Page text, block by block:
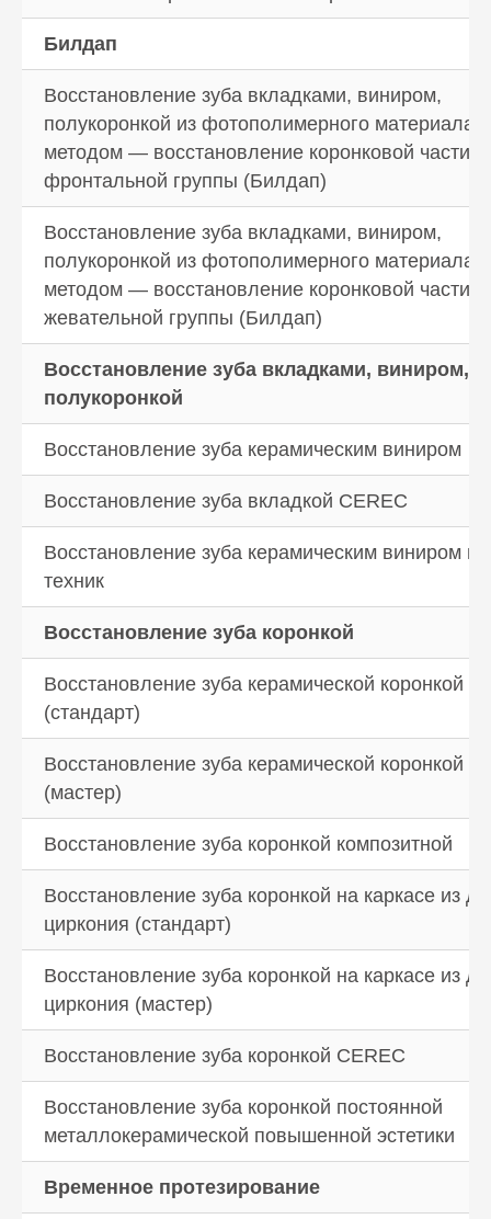
Билдап
Восстановление зуба вкладками, виниром,
полукоронкой из фотополимерного материала
методом — восстановление коронковой части
фронтальной группы (Билдап)
Восстановление зуба вкладками, виниром,
полукоронкой из фотополимерного материала
методом — восстановление коронковой части
жевательной группы (Билдап)
Восстановление зуба вкладками, виниром,
полукоронкой
Восстановление зуба керамическим виниром
Восстановление зуба вкладкой CEREC
Восстановление зуба керамическим виниром
техник
Восстановление зуба коронкой
Восстановление зуба керамической коронкой
(стандарт)
Восстановление зуба керамической коронкой
(мастер)
Восстановление зуба коронкой композитной
Восстановление зуба коронкой на каркасе из
циркония (стандарт)
Восстановление зуба коронкой на каркасе из
циркония (мастер)
Восстановление зуба коронкой CEREC
Восстановление зуба коронкой постоянной
металлокерамической повышенной эстетики
Временное протезирование